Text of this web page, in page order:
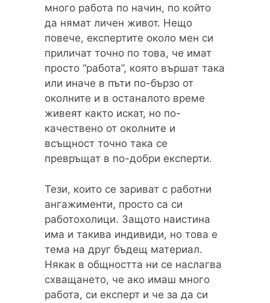
много работа по начин, по който
да нямат личен живот. Нещо
повече, експертите около мен си
приличат точно по това, че имат
просто “работа”, която вършат така
или иначе в пъти по-бързо от
околните и в останалото време
живеят както искат, но по-
качествено от околните и
всъщност точно така се
превръщат в по-добри експерти.
Тези, които се зариват с работни
ангажименти, просто са си
работохолици. Защото наистина
има и такива индивиди, но това е
тема на друг бъдещ материал.
Някак в общността ни се наслагва
схващането, че ако имаш много
работа, си експерт и че за да си